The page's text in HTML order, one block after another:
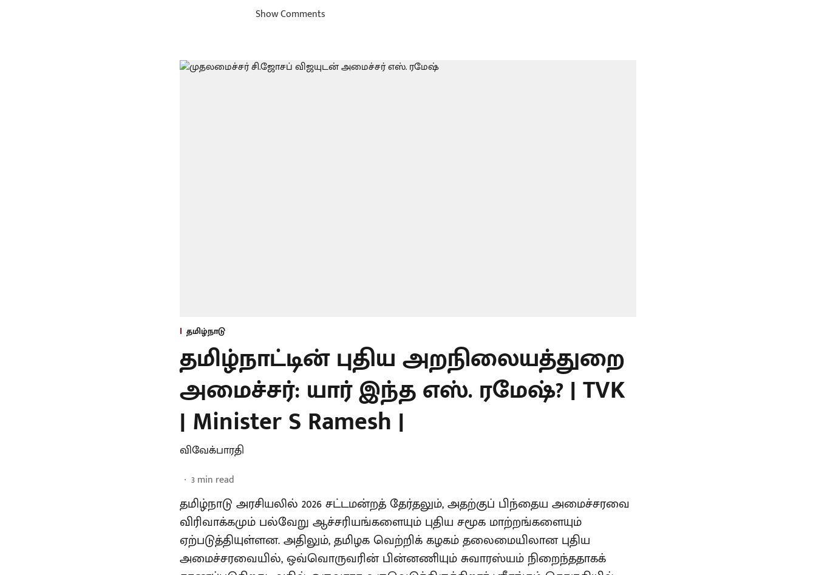
Show Comments
தமிழ்நாடு
தமிழ்நாட்டின் புதிய அறநிலையத்துறை
அமைச்சர்: யார் இந்த எஸ். ரமேஷ்? | TVK
| Minister S Ramesh |
விவேக்பாரதி
3min read
தமிழ்நாடு அரசியலில் 2026 சட்டமன்றத் தேர்தலும், அதற்குப் பிந்தைய அமைச்சரவை
விரிவாக்கமும் பல்வேறு ஆச்சரியங்களையும் புதிய சமூக மாற்றங்களையும்
ஏற்படுத்தியுள்ளன. அதிலும், தமிழக வெற்றிக் கழகம் தலைமையிலான புதிய
அமைச்சரவையில், ஒவ்வொருவரின் பின்னணியும் சுவாரஸ்யம் நிறைந்ததாகக்